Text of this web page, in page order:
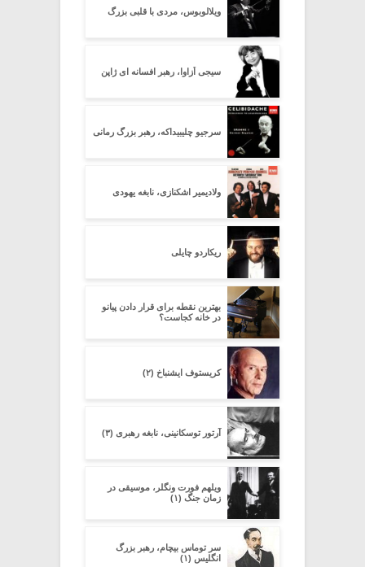
ویلالوبوس، مردی با قلبی بزرگ
سیجی اُزاوا، رهبر افسانه ای ژاپن
سرجیو چلیبیداکه، رهبر بزرگ رمانی
ولادیمیر اشکنازی، نابغه یهودی
ریکاردو چایلی
بهترین نقطه برای قرار دادن پیانو
در خانه کجاست؟
کریستوف ایشنباخ (۲)
آرتور توسکانینی، نابغه رهبری (۳)
ویلهم فورت ونگلر، موسیقی در
زمان جنگ (۱)
سر توماس بیچام، رهبر بزرگ
انگلیس (۱)